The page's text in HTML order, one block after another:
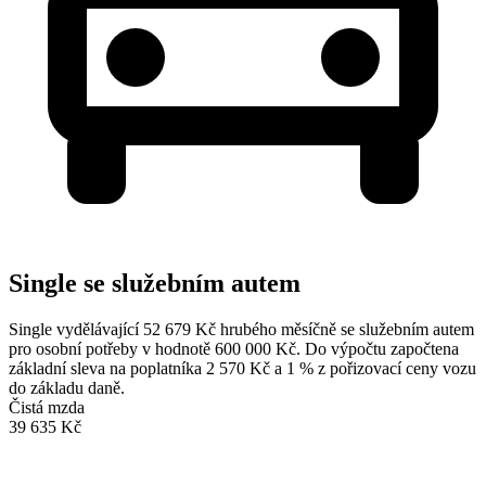
Single se služebním autem
Single vydělávající 52 679 Kč hrubého měsíčně se služebním autem
pro osobní potřeby v hodnotě 600 000 Kč. Do výpočtu započtena
základní sleva na poplatníka 2 570 Kč a 1 % z pořizovací ceny vozu
do základu daně.
Čistá mzda
39 635 Kč